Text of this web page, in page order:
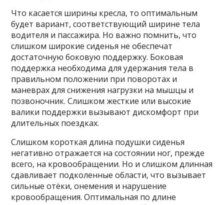
Что касается ширины кресла, то оптимальным
будет вариант, соответствующий ширине тела
водителя и пассажира. Но важно помнить, что
слишком широкие сиденья не обеспечат
достаточную боковую поддержку. Боковая
поддержка необходима для удержания тела в
правильном положении при поворотах и
маневрах для снижения нагрузки на мышцы и
позвоночник. Слишком жесткие или высокие
валики поддержки вызывают дискомфорт при
длительных поездках.
Слишком короткая длина подушки сиденья
негативно отражается на состоянии ног, прежде
всего, на кровообращении. Но и слишком длинная
сдавливает подколенные области, что вызывает
сильные отёки, онемения и нарушение
кровообращения. Оптимальная по длине